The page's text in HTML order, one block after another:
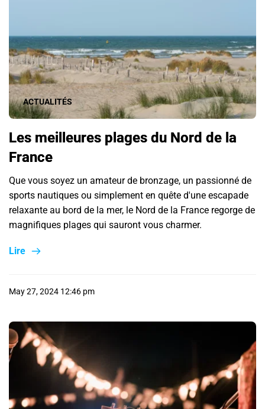
ACTUALITÉS
Les meilleures plages du Nord de la
France
Que vous soyez un amateur de bronzage, un passionné de
sports nautiques ou simplement en quête d'une escapade
relaxante au bord de la mer, le Nord de la France regorge de
magnifiques plages qui sauront vous charmer.
Lire
May 27, 2024 12:46 pm